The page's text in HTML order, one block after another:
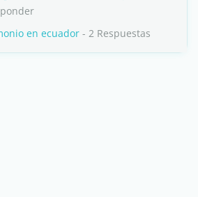
en ecuador - 2 Respuestas